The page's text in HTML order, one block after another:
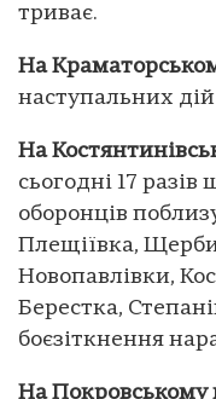
триває.
На
наступальних
На
сьогодні 17
оборонців
Плещіївка,
Новопавлівки,
Берестка,
боєзіткнення
На Покровському